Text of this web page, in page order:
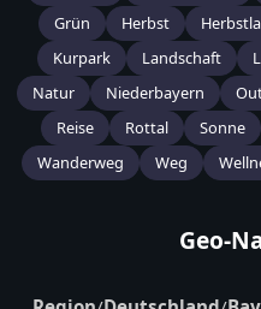
Grün
Herbst
Kurpark
Landschaft
Natur
Niederbayern
Reise
Rottal Sonne
Wanderweg
Weg
Geo-